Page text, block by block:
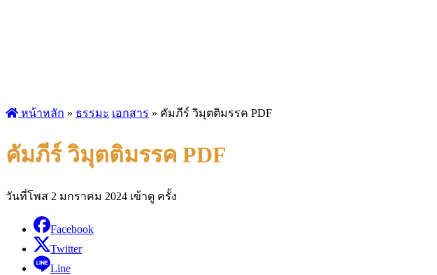
หน้าหลัก » ธรรมะ เอกสาร » คัมภีร์ วิมุตติมรรค PDF
คัมภีร์ วิมุตติมรรค PDF
วันที่โพส 2 มกราคม 2024 เข้าดู ครั้ง
Facebook
Twitter
Line